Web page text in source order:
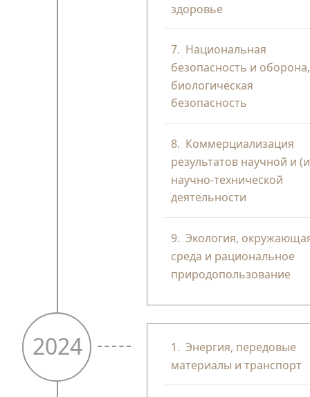
здоровье
7. Национальная
безопасность и оборона,
биологическая
безопасность
8. Коммерциализация
результатов научной и
научно-технической
деятельности
9.Экология,
среда и рациональное
природопользование
2024 1.Энергия, передовые
материалы и транспорт